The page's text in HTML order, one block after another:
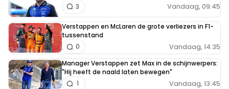
Vandaag, 09:45
3
Verstappen en McLaren de grote verliezers in F1-
tussenstand
Vandaag, 14:35
0
Manager Verstappen zet Max in de schijnwerpers:
"Hij heeft de naald laten bewegen"
Vandaag, 13:45
1